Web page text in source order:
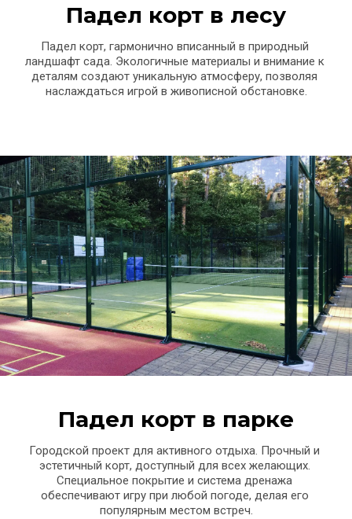
Падел корт в лесу
Падел корт, гармонично вписанный в природный
ландшафт сада. Экологичные материалы и внимание к
деталям создают уникальную атмосферу, позволяя
наслаждаться игрой в живописной обстановке.
Падел корт в парке
Городской проект для активного отдыха. Прочный и
эстетичный корт, доступный для всех желающих.
Специальное покрытие и система дренажа
обеспечивают игру при любой погоде, делая его
популярным местом встреч.